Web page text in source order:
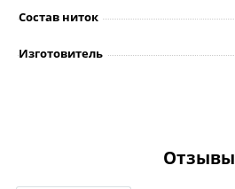
Состав ниток
Изготовитель
Отзывы